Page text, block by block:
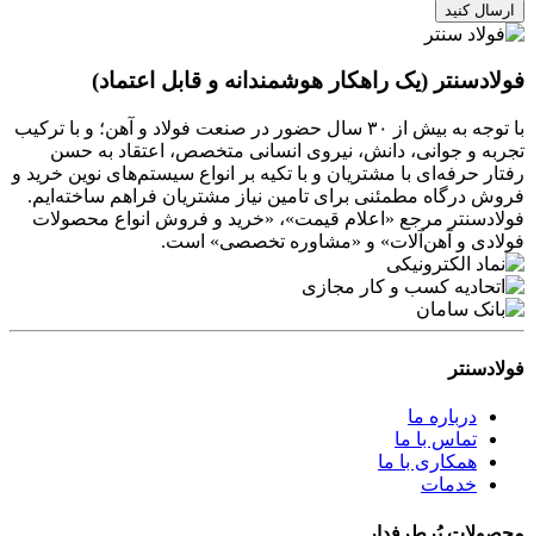
ارسال کنید
فولادسنتر (یک راهکار هوشمندانه و قابل اعتماد)
با توجه به بیش از ۳۰ سال حضور در صنعت فولاد و آهن؛ و با ترکیب
تجربه و جوانی، دانش، نیروی انسانی متخصص، اعتقاد به حسن
رفتار حرفه‌ای با مشتریان و با تکیه بر انواع سیستم‌های نوین خرید و
فروش درگاه مطمئنی برای تامین نیاز مشتریان فراهم ساخته‌ایم.
فولادسنتر مرجع «اعلام قیمت»، «خرید و فروش انواع محصولات
فولادی و آهن‌آلات» و «مشاوره تخصصی» است.
فولادسنتر
درباره ما
تماس با ما
همکاری با ما
خدمات